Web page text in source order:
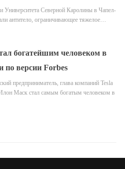
Университета Северной Каролины в Чапел-
антитело, ограничивающее тяжелое…
богатейшим человеком в
по версии Forbes
предприниматель, глава компаний Tesla
Маск стал самым богатым человеком в